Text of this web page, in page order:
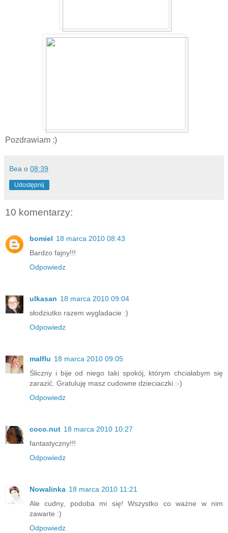
Pozdrawiam :)
Bea o 08:39
Udostępnij
10 komentarzy:
bomiel 18 marca 2010 08:43
Bardzo fajny!!!
Odpowiedz
ulkasan 18 marca 2010 09:04
słodziutko razem wygladacie :)
Odpowiedz
malflu 18 marca 2010 09:05
Śliczny i bije od niego taki spokój, którym chciałabym się
zarazić. Gratuluję masz cudowne dzieciaczki :-)
Odpowiedz
coco.nut 18 marca 2010 10:27
fantastyczny!!!
Odpowiedz
Nowalinka 18 marca 2010 11:21
Ale cudny, podoba mi się! Wszystko co ważne w nim
zawarte :)
Odpowiedz